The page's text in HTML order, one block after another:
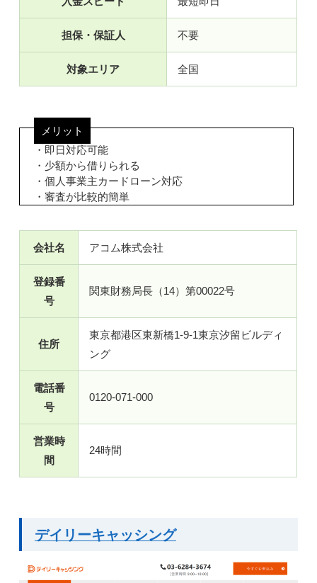
担保・保証人 不要
対象エリア 全国
メリット
・即日対応可能
・少額から借りられる
・個人事業主カードローン対応
・審査が比較的簡単
会社名 アコム株式会社
登録番
号
関東財務局長（14）第00022号
住所
東京都港区東新橋1-9-1東京汐留ビルディ
ング
電話番
号
0120-071-000
営業時
間
24時間
デイリーキャッシング